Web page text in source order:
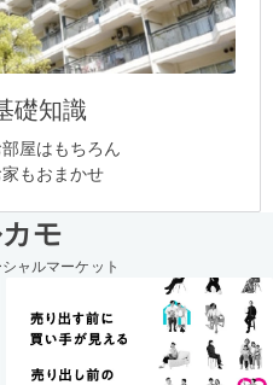
礎知識
屋はもちろん
もおまかせ
モ
ャルマーケット